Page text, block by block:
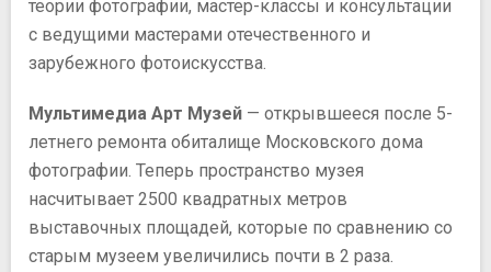
теории фотографии, мастер-классы и консультации
с ведущими мастерами отечественного и
зарубежного фотоискусства.
Мультимедиа Арт Музей — открывшееся после 5-
летнего ремонта обиталище Московского дома
фотографии. Теперь пространство музея
насчитывает 2500 квадратных метров
выставочных площадей, которые по сравнению со
старым музеем увеличились почти в 2 раза.